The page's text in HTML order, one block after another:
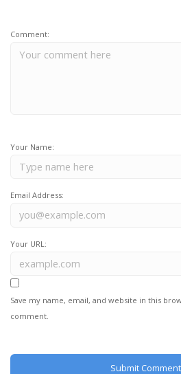
Comment:
Your Name:
Email Address:
Your URL:
Save my name, email, and website in this
comment.